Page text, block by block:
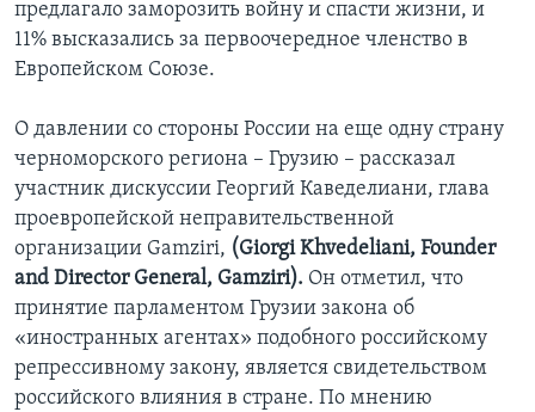
предлагало заморозить войну и спасти жизни, и
11% высказались за первоочередное членство в
Европейском Союзе.
О давлении со стороны России на еще одну страну
черноморского региона – Грузию – рассказал
участник дискуссии Георгий Каведелиани, глава
проевропейской неправительственной
организации Gamziri, (Giorgi Khvedeliani, Founder
and Director General, Gamziri). Он отметил, что
принятие парламентом Грузии закона об
«иностранных агентах» подобного российскому
репрессивному закону, является свидетельством
российского влияния в стране. По мнению